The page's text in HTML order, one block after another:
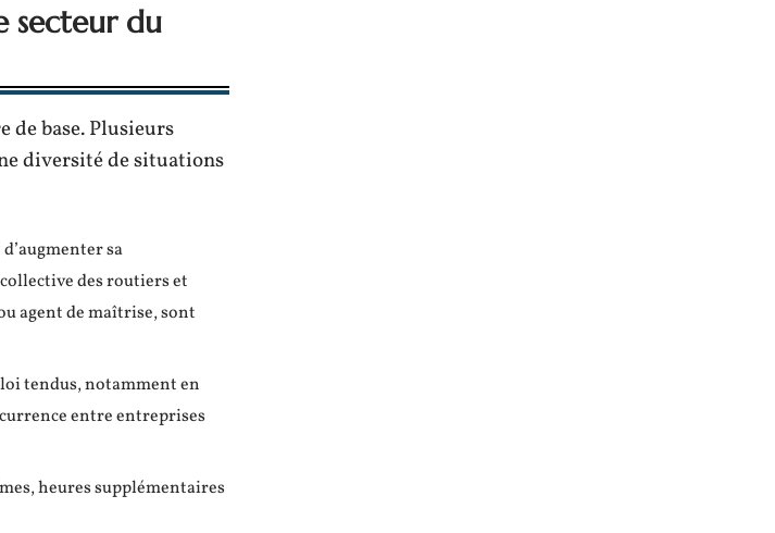
secteur du
de base. Plusieurs
diversité de situations
sa
des routiers et
agent de maîtrise, sont
tendus, notamment en
entre entreprises
heures supplémentaires